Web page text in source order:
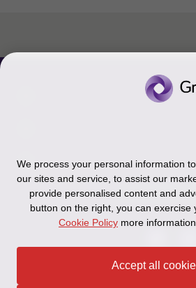
עבודה
החברתיות
We process your personal information
our sites and service, to assist our
provide personalised content and
button on the right, you can exercise
more
Cookie Policy
Accept all